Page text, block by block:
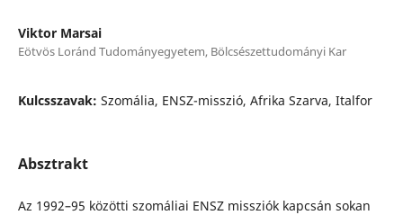
Viktor Marsai
Eötvös Loránd Tudományegyetem, Bölcsészettudományi Kar
Kulcsszavak: Szomália, ENSZ-misszió, Afrika Szarva, Italfor
Absztrakt
Az 1992–95 közötti szomáliai ENSZ missziók kapcsán sokan